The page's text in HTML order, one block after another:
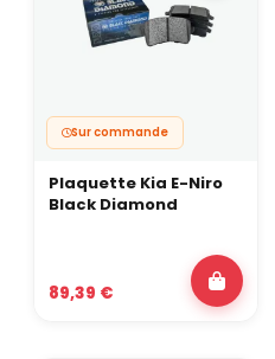
Sur commande
Plaquette Kia E-Niro
Black Diamond
89,39 €